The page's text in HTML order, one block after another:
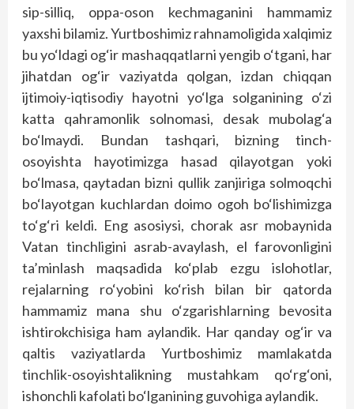
sip-silliq, oppa-oson kechmaganini hammamiz
yaxshi bilamiz. Yurtboshimiz rahnamoligida xalqimiz
bu yo‘ldagi og‘ir mashaqqatlarni yengib o‘tgani, har
jihatdan og‘ir vaziyatda qolgan, izdan chiqqan
ijtimoiy-iqtisodiy hayotni yo‘lga solganining o‘zi
katta qahramonlik solnomasi, desak mubolag‘a
bo‘lmaydi. Bundan tashqari, bizning tinch-
osoyishta hayotimizga hasad qilayotgan yoki
bo‘lmasa, qaytadan bizni qullik zanjiriga solmoqchi
bo‘layotgan kuchlardan doimo ogoh bo‘lishimizga
to‘g‘ri keldi. Eng asosiysi, chorak asr mobaynida
Vatan tinchligini asrab-avaylash, el farovonligini
ta’minlash maqsadida ko‘plab ezgu islohotlar,
rejalarning ro‘yobini ko‘rish bilan bir qatorda
hammamiz mana shu o‘zgarishlarning bevosita
ishtirokchisiga ham aylandik. Har qanday og‘ir va
qaltis vaziyatlarda Yurtboshimiz mamlakatda
tinchlik-osoyishtalikning mustahkam qo‘rg‘oni,
ishonchli kafolati bo‘lganining guvohiga aylandik.